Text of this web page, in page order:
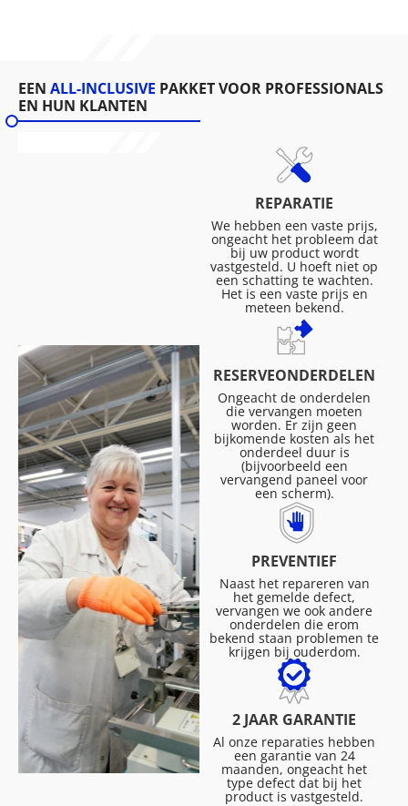
EEN ALL-INCLUSIVE PAKKET VOOR PROFESSIONALS
EN HUN KLANTEN
REPARATIE
We hebben een vaste prijs,
ongeacht het probleem dat
bij uw product wordt
vastgesteld. U hoeft niet op
een schatting te wachten.
Het is een vaste prijs en
meteen bekend.
RESERVEONDERDELEN
Ongeacht de onderdelen
die vervangen moeten
worden. Er zijn geen
bijkomende kosten als het
onderdeel duur is
(bijvoorbeeld een
vervangend paneel voor
een scherm).
PREVENTIEF
Naast het repareren van
het gemelde defect,
vervangen we ook andere
onderdelen die erom
bekend staan problemen te
krijgen bij ouderdom.
2 JAAR GARANTIE
Al onze reparaties hebben
een garantie van 24
maanden, ongeacht het
type defect dat bij het
product is vastgesteld.